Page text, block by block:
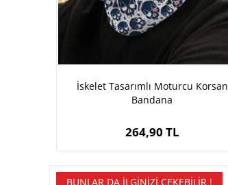
İskelet Tasarımlı Moturcu Korsan
Bandana
264,90 TL
BUNLAR DA İLGINIZI ÇEKEBILIR !